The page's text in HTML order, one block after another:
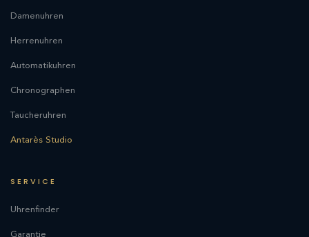
Damenuhren
Herrenuhren
Automatikuhren
Chronographen
Taucheruhren
Antarès Studio
SERVICE
Uhrenfinder
Garantie